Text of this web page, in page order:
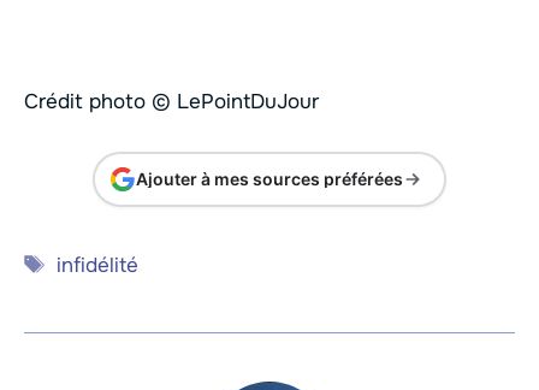
Crédit photo © LePointDuJour
Ajouter à mes sources préférées
Étiquettes
infidélité